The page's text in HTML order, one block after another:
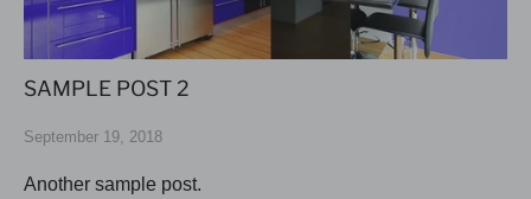
SAMPLE POST 2
September 19, 2018
Another sample post.